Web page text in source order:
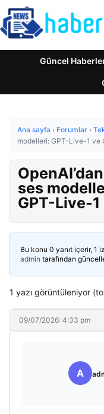
Güncel
Ana sayfa › Forumlar ›
modelleri: GPT-Live-1 ve
ses
GPT-Live-
Bu konu 0 yanıt içerir, 1
admin tarafından
1 yazı görüntüleniyor
09/07/2026: 4:33 pm
A